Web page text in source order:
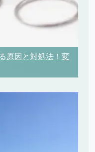
原因と対処法！変